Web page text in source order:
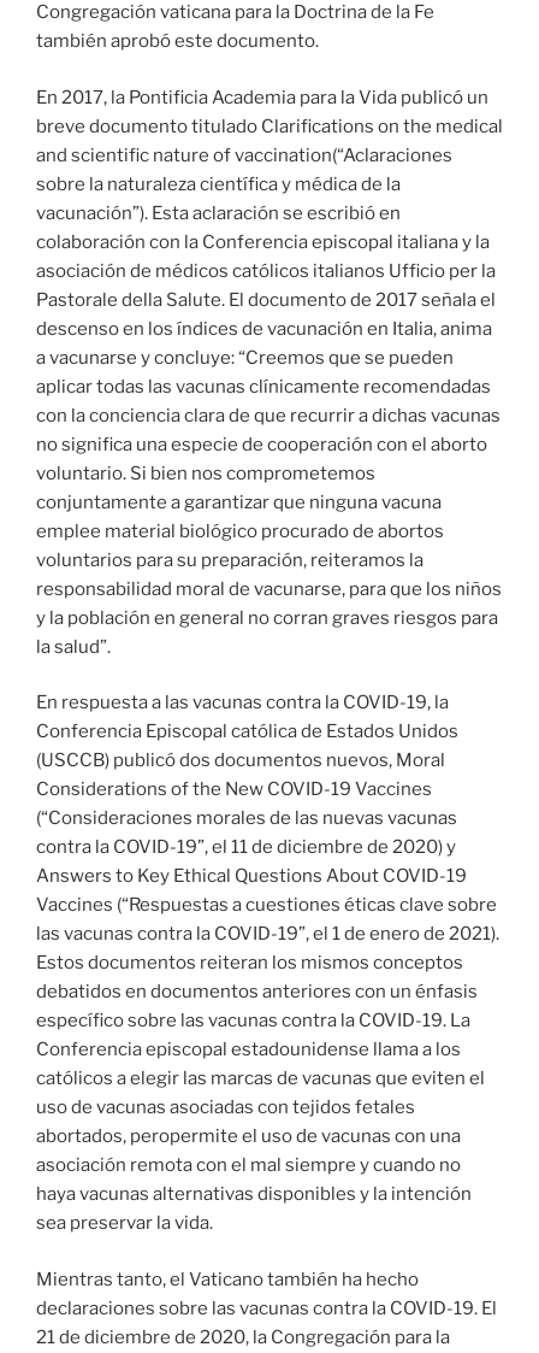
Congregación vaticana para la Doctrina de la Fe
también aprobó este documento.
En 2017, la Pontificia Academia para la Vida publicó un
breve documento titulado Clarifications on the medical
and scientific nature of vaccination(“Aclaraciones
sobre la naturaleza científica y médica de la
vacunación”). Esta aclaración se escribió en
colaboración con la Conferencia episcopal italiana y la
asociación de médicos católicos italianos Ufficio per la
Pastorale della Salute. El documento de 2017 señala el
descenso en los índices de vacunación en Italia, anima
a vacunarse y concluye: “Creemos que se pueden
aplicar todas las vacunas clínicamente recomendadas
con la conciencia clara de que recurrir a dichas vacunas
no significa una especie de cooperación con el aborto
voluntario. Si bien nos comprometemos
conjuntamente a garantizar que ninguna vacuna
emplee material biológico procurado de abortos
voluntarios para su preparación, reiteramos la
responsabilidad moral de vacunarse, para que los niños
y la población en general no corran graves riesgos para
la salud”.
En respuesta a las vacunas contra la COVID-19, la
Conferencia Episcopal católica de Estados Unidos
(USCCB) publicó dos documentos nuevos, Moral
Considerations of the New COVID-19 Vaccines
(“Consideraciones morales de las nuevas vacunas
contra la COVID-19”, el 11 de diciembre de 2020) y
Answers to Key Ethical Questions About COVID-19
Vaccines (“Respuestas a cuestiones éticas clave sobre
las vacunas contra la COVID-19”, el 1 de enero de 2021).
Estos documentos reiteran los mismos conceptos
debatidos en documentos anteriores con un énfasis
específico sobre las vacunas contra la COVID-19. La
Conferencia episcopal estadounidense llama a los
católicos a elegir las marcas de vacunas que eviten el
uso de vacunas asociadas con tejidos fetales
abortados, peropermite el uso de vacunas con una
asociación remota con el mal siempre y cuando no
haya vacunas alternativas disponibles y la intención
sea preservar la vida.
Mientras tanto, el Vaticano también ha hecho
declaraciones sobre las vacunas contra la COVID-19. El
21 de diciembre de 2020, la Congregación para la